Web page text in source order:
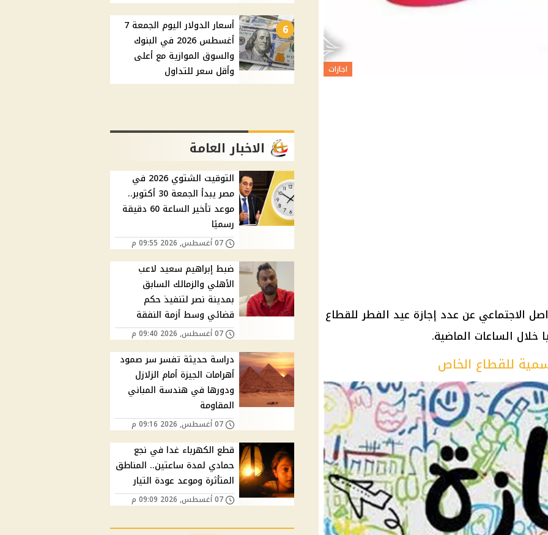
اجازات
الاجتماعي عن عدد إجازة عيد الفطر للقطاع
خلال الساعات الماضية.
للقطاع الخاص
6
أسعار الدولار اليوم الجمعة 7
أغسطس 2026 في البنوك
والسوق الموازية مع أعلى
وأقل سعر للتداول
الاخبار العامة
التوقيت الشتوي 2026 في
مصر يبدأ الجمعة 30 أكتوبر..
موعد تأخير الساعة 60 دقيقة
رسميًا
07 أغسطس, 2026 09:55 م
ضبط إبراهيم سعيد لاعب
الأهلي والزمالك السابق
بمدينة نصر لتنفيذ حكم
قضائي وسط أزمة النفقة
07 أغسطس, 2026 09:40 م
دراسة حديثة تفسر سر صمود
أهرامات الجيزة أمام الزلازل
ودورها في هندسة المباني
المقاومة
07 أغسطس, 2026 09:16 م
قطع الكهرباء غدا في نجع
حمادي لمدة ساعتين.. المناطق
المتأثرة وموعد عودة التيار
07 أغسطس, 2026 09:09 م